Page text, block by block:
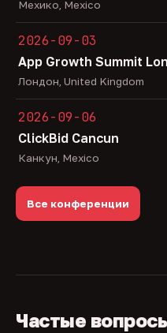
Мехико, Mexico
2026-09-03
App Growth Summit
Лондон, United Kingdom
2026-09-06
ClickBid Cancun
Канкун, Mexico
Все конференции
Частые